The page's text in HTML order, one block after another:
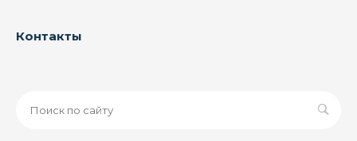
Контакты